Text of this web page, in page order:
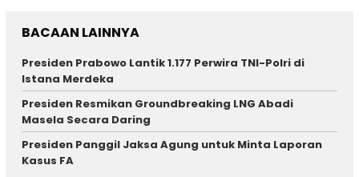
BACAAN LAINNYA
Presiden Prabowo Lantik 1.177 Perwira TNI-Polri di
Istana Merdeka
Presiden Resmikan Groundbreaking LNG Abadi
Masela Secara Daring
Presiden Panggil Jaksa Agung untuk Minta Laporan
Kasus FA